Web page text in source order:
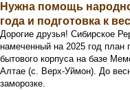
Нужна помощь
года и подготовка к
Дорогие друзья! Сибирское
намеченный на 2025 год план
бытового корпуса на базе
Алтае (с. Верх-Уймон). До
заморозке.